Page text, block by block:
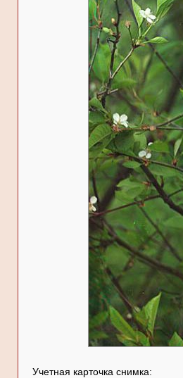
Учетная карточка снимка: